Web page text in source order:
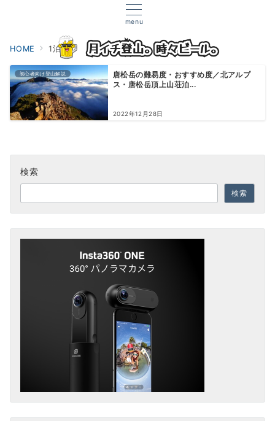
menu
HOME 1泊2日
初心者向け登山解説
唐松岳の難易度・おすすめ度／北アルプ
ス・唐松岳頂上山荘泊...
2022年12月28日
検索
検索